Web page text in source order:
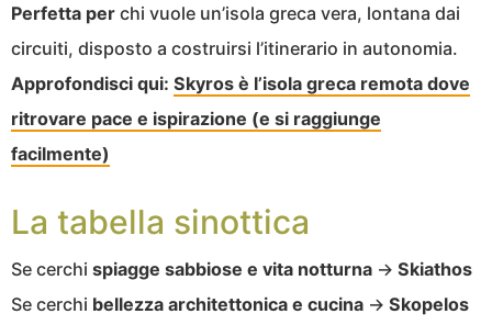
Perfetta per chi vuole un’isola greca vera, lontana dai
circuiti, disposto a costruirsi l’itinerario in autonomia.
Approfondisci qui: Skyros è l’isola greca remota dove
ritrovare pace e ispirazione (e si raggiunge
facilmente)
La tabella sinottica
Se cerchi spiagge sabbiose e vita notturna → Skiathos
Se cerchi bellezza architettonica e cucina → Skopelos